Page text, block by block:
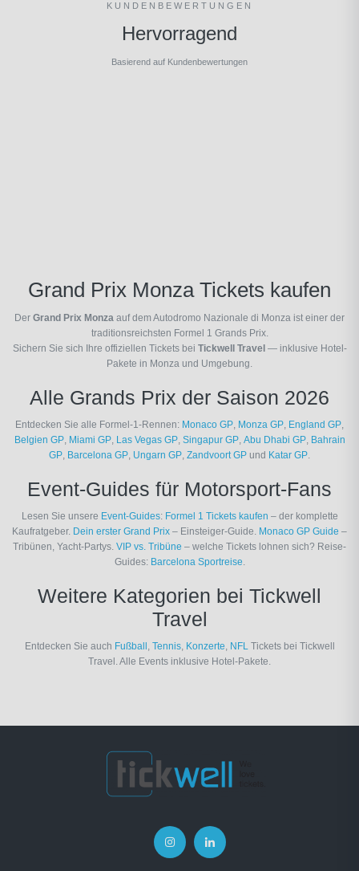
KUNDENBEWERTUNGEN
Hervorragend
Basierend auf Kundenbewertungen
Grand Prix Monza Tickets kaufen
Der Grand Prix Monza auf dem Autodromo Nazionale di Monza ist einer der
traditionsreichsten Formel 1 Grands Prix.
Sichern Sie sich Ihre offiziellen Tickets bei Tickwell Travel — inklusive Hotel-
Pakete in Monza und Umgebung.
Alle Grands Prix der Saison 2026
Entdecken Sie alle Formel-1-Rennen: Monaco GP, Monza GP, England GP,
Belgien GP, Miami GP, Las Vegas GP, Singapur GP, Abu Dhabi GP, Bahrain
GP, Barcelona GP, Ungarn GP, Zandvoort GP und Katar GP.
Event-Guides für Motorsport-Fans
Lesen Sie unsere Event-Guides: Formel 1 Tickets kaufen – der komplette
Kaufratgeber. Dein erster Grand Prix – Einsteiger-Guide. Monaco GP Guide –
Tribünen, Yacht-Partys. VIP vs. Tribüne – welche Tickets lohnen sich? Reise-
Guides: Barcelona Sportreise.
Weitere Kategorien bei Tickwell
Travel
Entdecken Sie auch Fußball , Tennis, Konzerte, NFLTickets bei Tickwell
Travel. Alle Events inklusive Hotel-Pakete.